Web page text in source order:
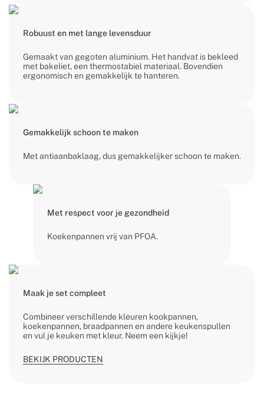
Robuust en met lange levensduur
Gemaakt van gegoten aluminium. Het handvat is bekleed
met bakeliet, een thermostabiel materiaal. Bovendien
ergonomisch en gemakkelijk te hanteren.
Gemakkelijk schoon te maken
Met antiaanbaklaag, dus gemakkelijker schoon te maken.
Met respect voor je gezondheid
Koekenpannen vrij van PFOA.
Maak je set compleet
Combineer verschillende kleuren kookpannen,
koekenpannen, braadpannen en andere keukenspullen
en vul je keuken met kleur. Neem een kijkje!
BEKIJK PRODUCTEN